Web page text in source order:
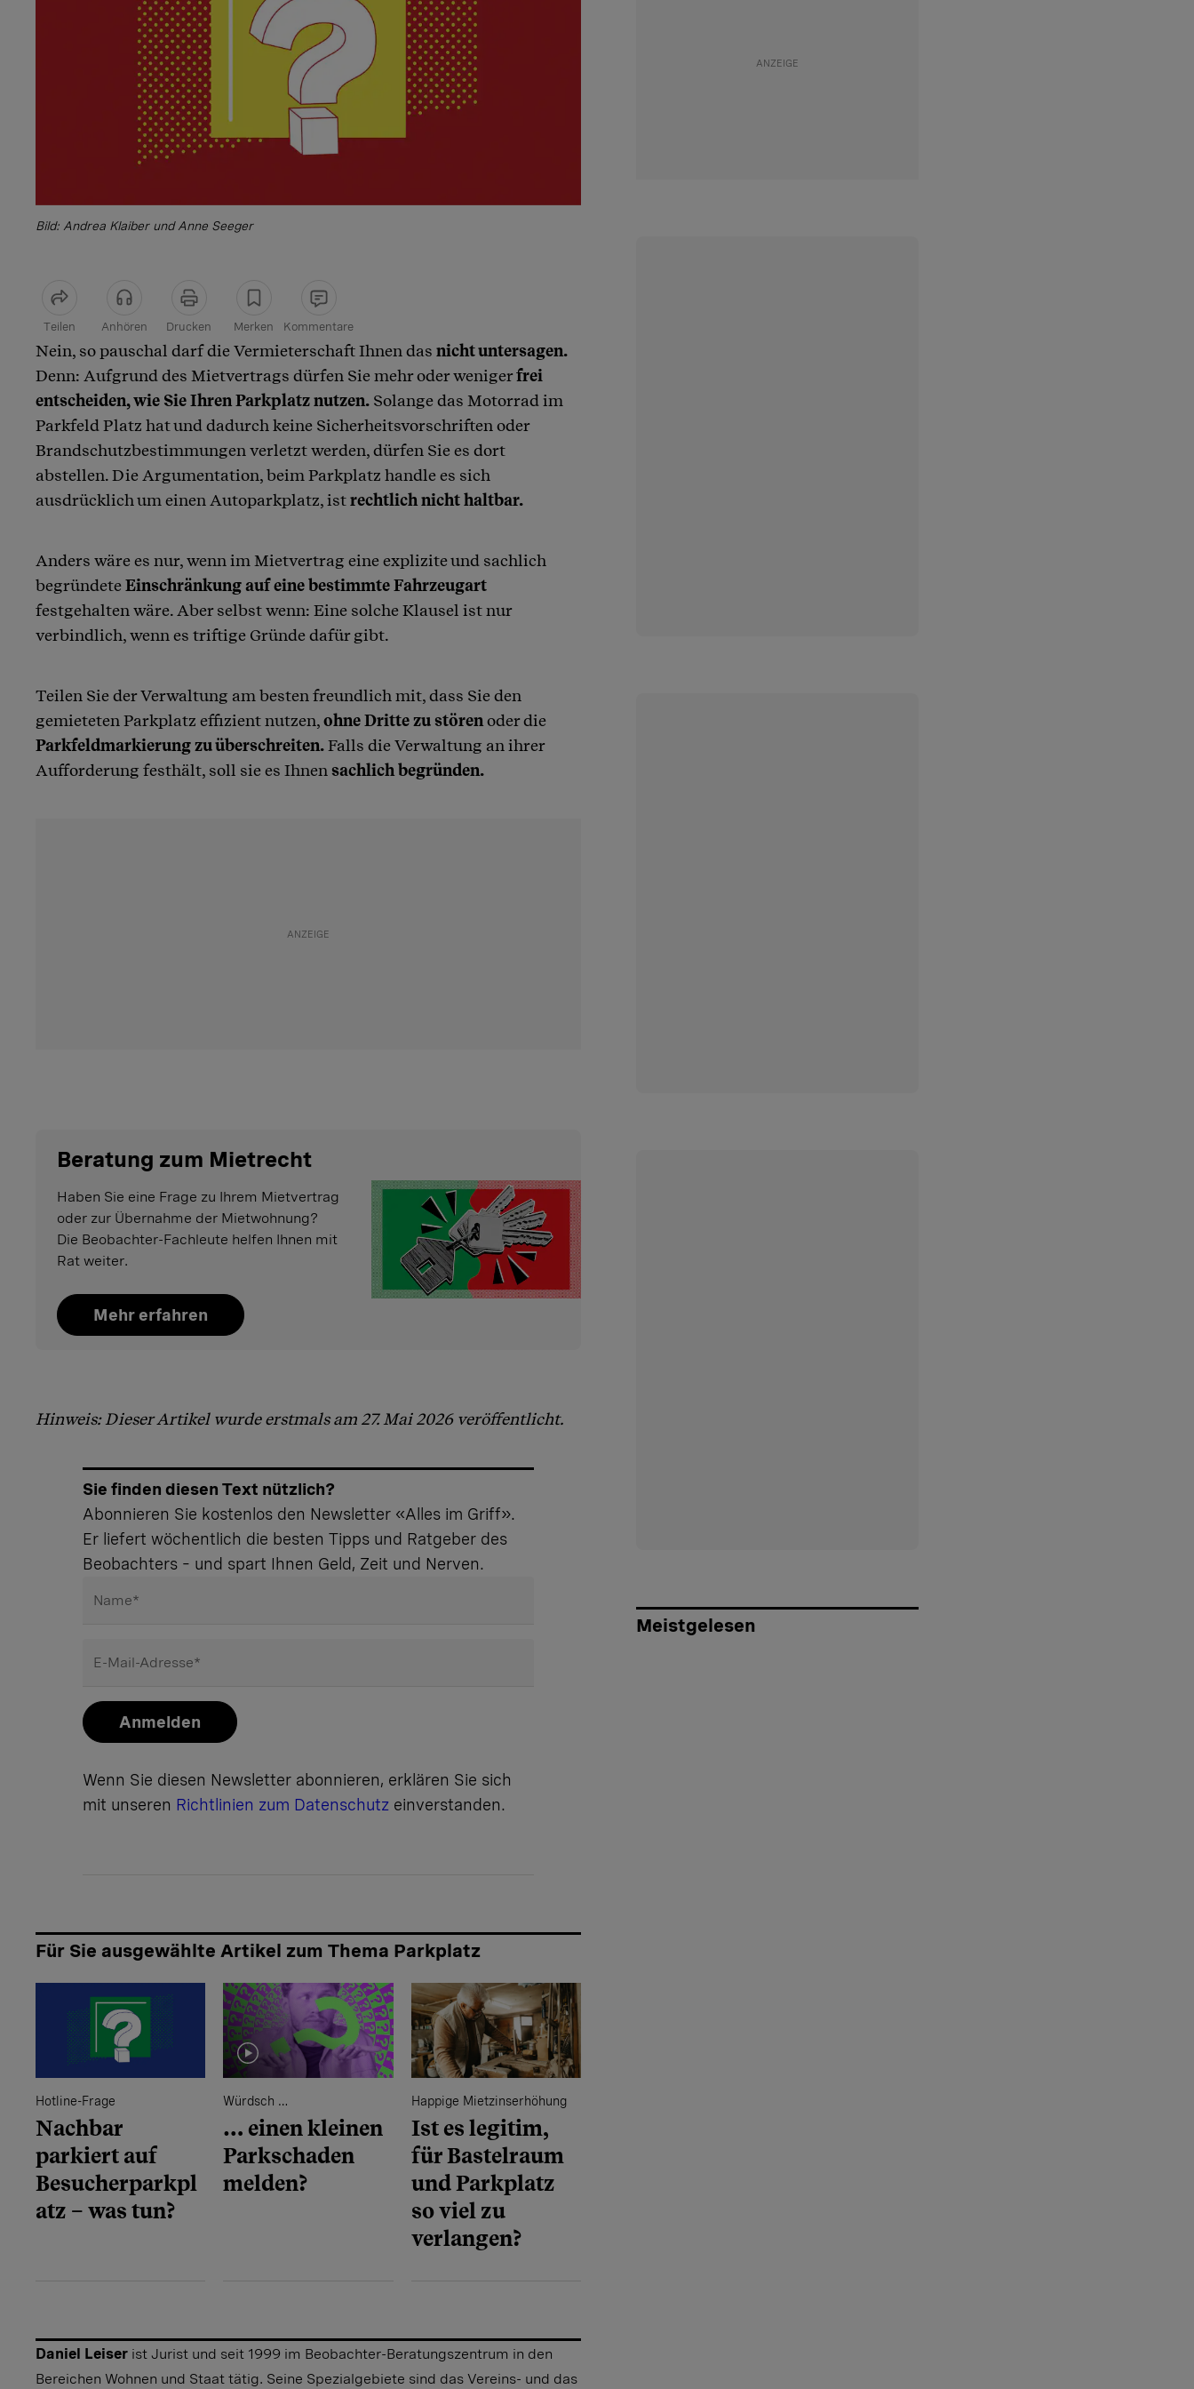
Bild: Andrea Klaiber und Anne Seeger
Teilen Anhören Drucken Merken Kommentare
Artikel teilen
Nein, so pauschal darf die Vermieterschaft Ihnen das nicht untersagen.
Denn: Aufgrund des Mietvertrags dürfen Sie mehr oder wenigerfrei
entscheiden, wie Sie Ihren Parkplatz nutzen. Solange das Motorrad im
Parkfeld Platz hat und dadurch keine Sicherheitsvorschriften oder
Brandschutzbestimmungen verletzt werden, dürfen Sie es dort
abstellen. Die Argumentation, beim Parkplatz handle es sich
ausdrücklich um einen Autoparkplatz, istrechtlich nicht haltbar.
Anders wäre es nur, wenn im Mietvertrag eine explizite und sachlich
begründeteEinschränkung auf eine bestimmte Fahrzeugart
festgehalten wäre. Aber selbst wenn: Eine solche Klausel ist nur
verbindlich, wenn es triftige Gründe dafür gibt.
Teilen Sie der Verwaltung am besten freundlich mit, dass Sie den
gemieteten Parkplatz effizient nutzen,ohne Dritte zu störenoder die
Parkfeldmarkierung zu überschreiten.Falls die Verwaltung an ihrer
Aufforderung festhält, soll sie es Ihnen sachlich begründen.
Beratung zum Mietrecht
Haben Sie eine Frage zu Ihrem Mietvertrag
oder zur Übernahme der Mietwohnung?
Die Beobachter-Fachleute helfen Ihnen mit
Rat weiter.
Mehr erfahren
Hinweis: Dieser Artikel wurde erstmals am 27. Mai 2026 veröffentlicht.
Sie finden diesen Text nützlich?
Abonnieren Sie kostenlos den Newsletter «Alles im Griff».
Er liefert wöchentlich die besten Tipps und Ratgeber des
Beobachters – und spart Ihnen Geld, Zeit und Nerven.
Name*
E-Mail-Adresse*
Anmelden
Wenn Sie diesen Newsletter abonnieren, erklären Sie sich
mit unseren Richtlinien zum Datenschutzeinverstanden.
Für Sie ausgewählte Artikel zum Thema Parkplatz
Hotline-Frage
Nachbar
parkiert auf
Besucherparkpl
atz – was tun?
Würdsch …
… einen kleinen
Parkschaden
melden?
Happige Mietzinserhöhung
Ist es legitim,
für Bastelraum
und Parkplatz
so viel zu
verlangen?
Daniel Leiser ist Jurist und seit 1999 im Beobachter-Beratungszentrum in den
Bereichen Wohnen und Staat tätig. Seine Spezialgebiete sind das Vereins- und das
Meistgelesen